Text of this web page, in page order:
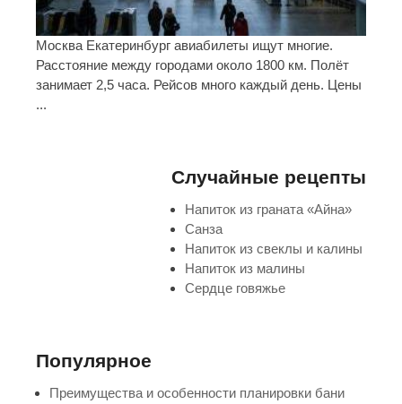
Москва Екатеринбург авиабилеты ищут многие.
Расстояние между городами около 1800 км. Полёт
занимает 2,5 часа. Рейсов много каждый день. Цены
...
Случайные рецепты
Напиток из граната «Айна»
Санза
Напиток из свеклы и калины
Напиток из малины
Сердце говяжье
Популярное
Преимущества и особенности планировки бани